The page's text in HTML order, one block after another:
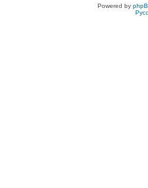
Powered by